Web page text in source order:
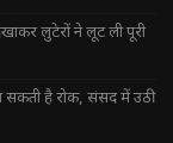
लुटेरों ने लूट ली पूरी
सकती है रोक, संसद में उठी